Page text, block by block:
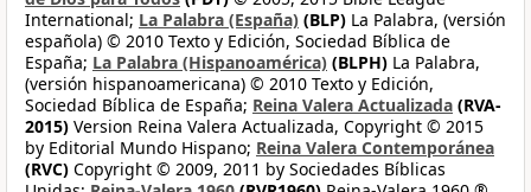
International; La Palabra (España) (BLP) La Palabra, (versión
española) © 2010 Texto y Edición, Sociedad Bíblica de
España; La Palabra (Hispanoamérica) (BLPH) La Palabra,
(versión hispanoamericana) © 2010 Texto y Edición,
Sociedad Bíblica de España; Reina Valera Actualizada (RVA-
2015) Version Reina Valera Actualizada, Copyright © 2015
by Editorial Mundo Hispano; Reina Valera Contemporánea
(RVC) Copyright © 2009, 2011 by Sociedades Bíblicas